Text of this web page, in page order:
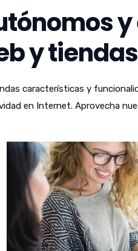
y
características y
en Internet. Aprovecha